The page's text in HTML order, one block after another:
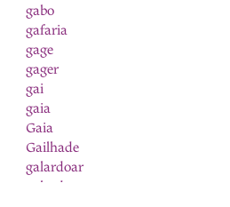
gabo
gafaria
gage
gager
gai
gaia
Gaia
Gailhade
galardoar
galardon